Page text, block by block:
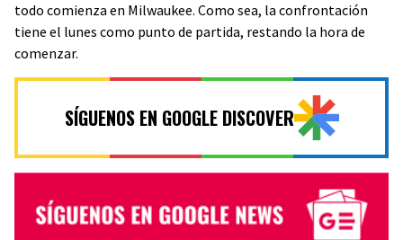
todo comienza en Milwaukee. Como sea, la confrontación
tiene el lunes como punto de partida, restando la hora de
comenzar.
SÍGUENOS EN GOOGLE DISCOVER